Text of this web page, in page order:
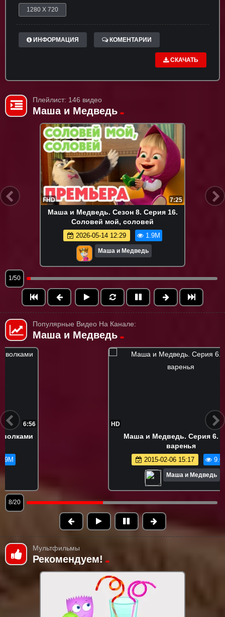
1280 X 720
ИНФОРМАЦИЯ КОМЕНТАРИИ
СКАЧАТЬ
Плейлист: 146 видео
Маша и Медведь
FHD 7:25
Маша и Медведь. Сезон 8. Серия 16.
Соловей мой, соловей
2026-05-14 12:29 1.9M
Маша и Медведь
1/50
Популярные Видео На Канале:
Маша и Медведь
HD
Маша и Медведь. Серия 6. День
9/20
Мультфильмы
Рекомендуем!